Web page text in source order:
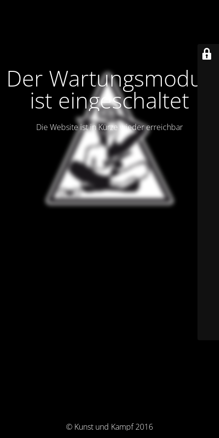
Der Wartungsmodus
ist eingeschaltet
Die Website ist in Kürze wieder erreichbar
© Kunst und Kampf 2016